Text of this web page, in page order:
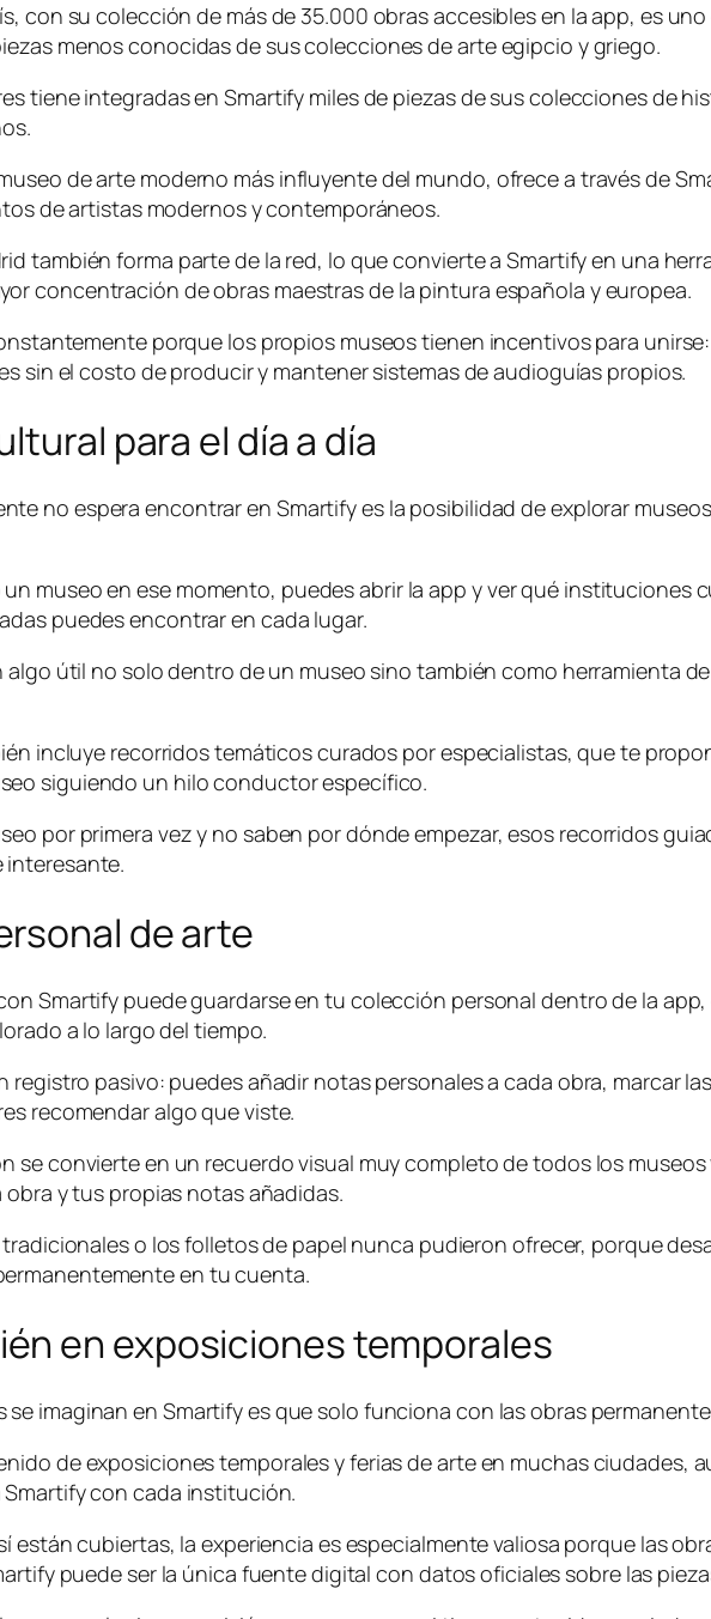
con su colección de más de 35.000 obras accesibles en la app, es
menos conocidas de sus colecciones de arte egipcio y griego.
tiene integradas en Smartify miles de piezas de sus colecciones de
museo de arte moderno más influyente del mundo, ofrece a través de
de artistas modernos y contemporáneos.
también forma parte de la red, lo que convierte a Smartify en una
concentración de obras maestras de la pintura española y europea.
porque los propios museos tienen incentivos para
sin el costo de producir y mantener sistemas de audioguías propios.
para el día a día
no espera encontrar en Smartify es la posibilidad de explorar
museo en ese momento, puedes abrir la app y ver qué instituciones
puedes encontrar en cada lugar.
algo útil no solo dentro de un museo sino también como herramienta
incluye recorridos temáticos curados por especialistas, que te
siguiendo un hilo conductor específico.
por primera vez y no saben por dónde empezar, esos recorridos
interesante.
de arte
Smartify puede guardarse en tu colección personal dentro de la
a lo largo del tiempo.
registro pasivo: puedes añadir notas personales a cada obra, marcar
recomendar algo que viste.
se convierte en un recuerdo visual muy completo de todos los
y tus propias notas añadidas.
o los folletos de papel nunca pudieron ofrecer, porque
en tu cuenta.
en exposiciones temporales
imaginan en Smartify es que solo funciona con las obras
de exposiciones temporales y ferias de arte en muchas ciudades,
con cada institución.
están cubiertas, la experiencia es especialmente valiosa porque las
puede ser la única fuente digital con datos oficiales sobre las